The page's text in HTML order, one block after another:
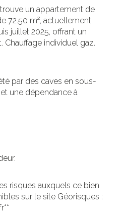
un appartement de
72.50 m², actuellement
juillet 2025, offrant un
Chauffage individuel gaz.
par des caves en sous-
une dépendance à
risques auxquels ce bien
sur le site Géorisques :